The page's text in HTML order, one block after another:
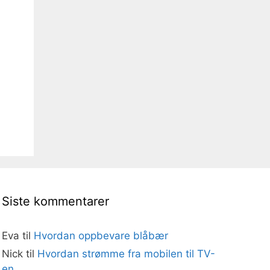
Siste kommentarer
Eva til Hvordan oppbevare blåbær
Nicktil Hvordan strømme fra mobilen til TV-